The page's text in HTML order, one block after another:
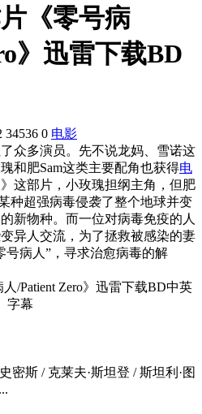
《零号病
》迅雷下载BD
34536 0 电影
了众多演员。先不说龙妈、雪诺这
和肥Sam这类主要配角也获得电
》这部片，小玫瑰担纲主角，但肥
种超强病毒侵袭了整个地球并变
新物种。而一位对病毒免疫的人
异人交流，为了拯救被感染的妻
号病人”，寻求治愈病毒的解
密斯 / 克莱夫·斯坦登 / 斯坦利·图